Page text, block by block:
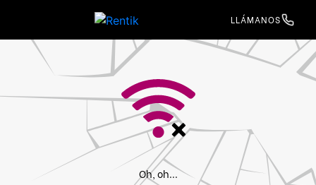
LLÁMANOS
Oh, oh...